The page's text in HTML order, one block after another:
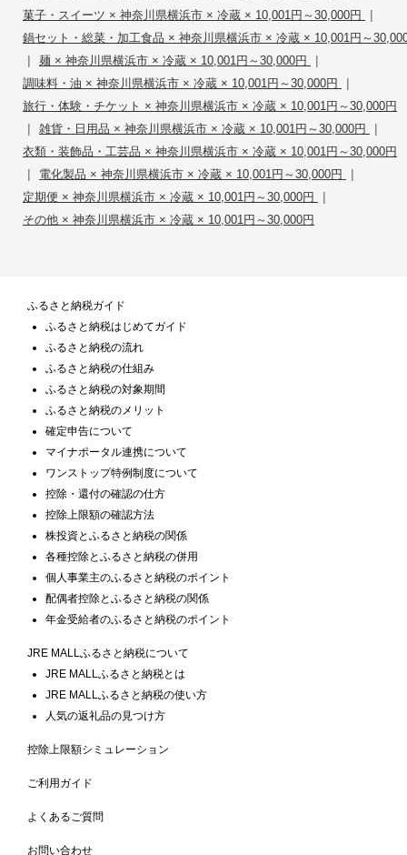
菓子・スイーツ × 神奈川県横浜市 × 冷蔵 × 10,001円～30,000円 |
鍋セット・総菜・加工食品 × 神奈川県横浜市 × 冷蔵 × 10,001円～
| 麺 × 神奈川県横浜市 × 冷蔵 × 10,001円～30,000円 |
調味料・油 × 神奈川県横浜市 × 冷蔵 × 10,001円～30,000円 |
旅行・体験・チケット × 神奈川県横浜市 × 冷蔵 × 10,001円～30,000円
| 雑貨・日用品 × 神奈川県横浜市 × 冷蔵 × 10,001円～30,000円 |
衣類・装飾品・工芸品 × 神奈川県横浜市 × 冷蔵 × 10,001円～30,000円
| 電化製品 × 神奈川県横浜市 × 冷蔵 × 10,001円～30,000円 |
定期便 × 神奈川県横浜市 × 冷蔵 × 10,001円～30,000円 |
その他 × 神奈川県横浜市 × 冷蔵 × 10,001円～30,000円
ふるさと納税ガイド
ふるさと納税はじめてガイド
ふるさと納税の流れ
ふるさと納税の仕組み
ふるさと納税の対象期間
ふるさと納税のメリット
確定申告について
マイナポータル連携について
ワンストップ特例制度について
控除・還付の確認の仕方
控除上限額の確認方法
株投資とふるさと納税の関係
各種控除とふるさと納税の併用
個人事業主のふるさと納税のポイント
配偶者控除とふるさと納税の関係
年金受給者のふるさと納税のポイント
JRE MALLふるさと納税について
JRE MALLふるさと納税とは
JRE MALLふるさと納税の使い方
人気の返礼品の見つけ方
控除上限額シミュレーション
ご利用ガイド
よくあるご質問
お問い合わせ